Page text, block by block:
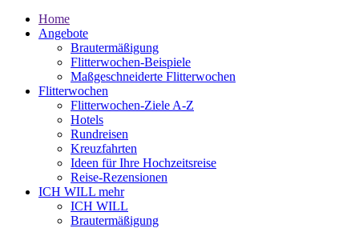
Home
Angebote
Brautermäßigung
Flitterwochen-Beispiele
Maßgeschneiderte Flitterwochen
Flitterwochen
Flitterwochen-Ziele A-Z
Hotels
Rundreisen
Kreuzfahrten
Ideen für Ihre Hochzeitsreise
Reise-Rezensionen
ICH WILL mehr
ICH WILL
Brautermäßigung